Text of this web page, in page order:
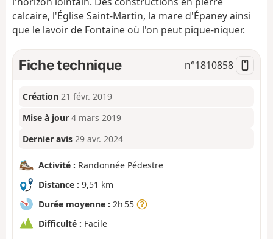
t
n
calcaire, l'Église Saint-Martin, la mare d'Épaney ainsi
que le lavoir de Fontaine où l'on peut pique-niquer.
Fiche technique n°1810858
Création 21 févr. 2019
Mise à jour 4 mars 2019
Dernier avis 29 avr. 2024
Activité : Randonnée Pédestre
Distance : 9,51 km
Durée moyenne : 2h 55
Difficulté : Facile